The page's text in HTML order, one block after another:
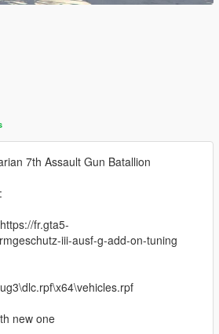
7th Assault Gun Batallion
fr.gta5-
iii-ausf-g-add-on-tuning
new one